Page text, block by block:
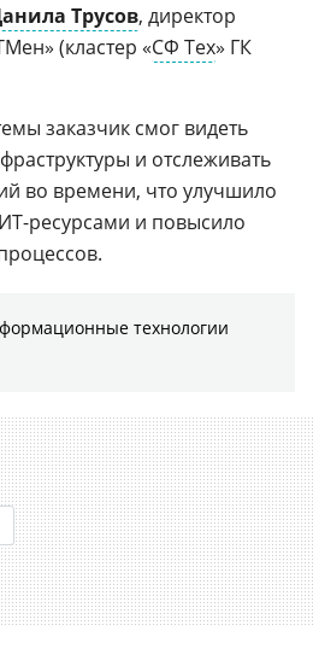
Трусов, директор
(кластер «СФ Тех» ГК
заказчик смог видеть
и отслеживать
во времени, что улучшило
ресурсами и повысило
технологии